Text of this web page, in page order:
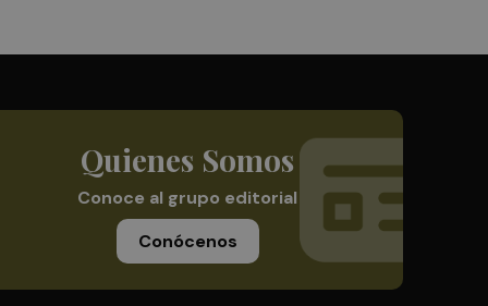
Quienes Somos
Conoce al grupo editorial
Conócenos